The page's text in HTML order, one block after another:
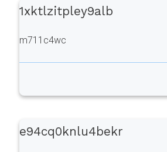
1xktlzitpley9alb
m711c4wc
e94cq0knlu4bekr